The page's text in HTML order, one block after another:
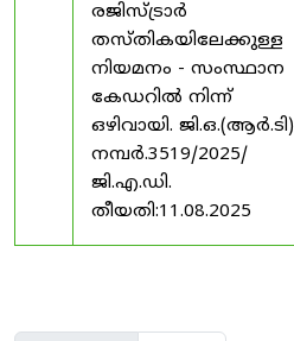
രജിസ്ട്രാർ
തസ്തികയിലേക്കുള്ള
നിയമനം - സംസ്ഥാന
കേഡറിൽ നിന്ന്
ഒഴിവായി. ജി.ഒ.(ആർ.ടി)
നമ്പർ.3519/2025/
ജി.എ.ഡി.
തീയതി:11.08.2025